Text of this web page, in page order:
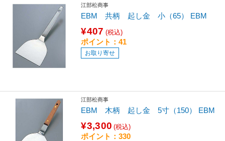
江部松商事
EBM 共柄 起し金 小（65） EBM
¥407 (税込)
ポイント：41
お取り寄せ
江部松商事
EBM 木柄 起し金 5寸（150） EBM
¥3,300 (税込)
ポイント：330